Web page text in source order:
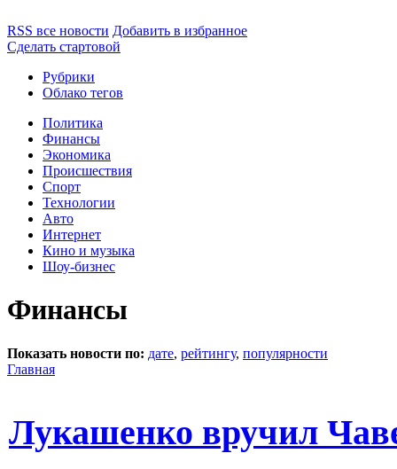
RSS все новости Добавить в избранное
Сделать стартовой
Рубрики
Облако тегов
Политика
Финансы
Экономика
Происшествия
Спорт
Технологии
Авто
Интернет
Кино и музыка
Шоу-бизнес
Финансы
Показать новости по: дате, рейтингу, популярности
Главная
Лукашенко вручил